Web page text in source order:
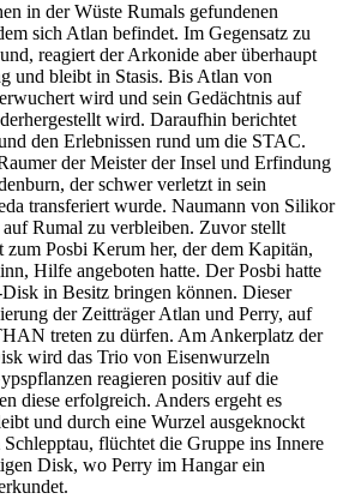
in der Wüste Rumals gefundenen
sich Atlan befindet. Im Gegensatz zu
reagiert der Arkonide aber überhaupt
und bleibt in Stasis. Bis Atlan von
wird und sein Gedächtnis auf
wird. Daraufhin berichtet
den Erlebnissen rund um die STAC.
der Meister der Insel und Erfindung
der schwer verletzt in sein
transferiert wurde. Naumann von Silikor
Rumal zu verbleiben. Zuvor stellt
Posbi Kerum her, der dem Kapitän,
Hilfe angeboten hatte. Der Posbi hatte
in Besitz bringen können. Dieser
der Zeitträger Atlan und Perry, auf
treten zu dürfen. Am Ankerplatz der
wird das Trio von Eisenwurzeln
reagieren positiv auf die
diese erfolgreich. Anders ergeht es
und durch eine Wurzel ausgeknockt
flüchtet die Gruppe ins Innere
Disk, wo Perry im Hangar ein